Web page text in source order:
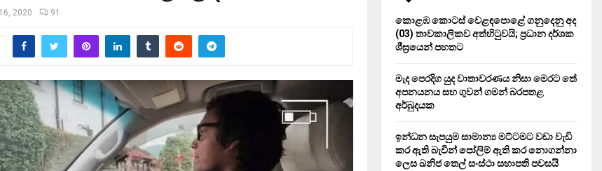
2020 91
r
:
R
H
කොළඹ කොටස් වෙළඳපොළේ ගනුදෙනු අද
(03) තාවකාලිකව අත්හිටුවයි; ප්‍රධාන දර්ශක
ශීඝ්‍රයෙන් පහතට
මැද පෙරදිග යුද වාතාවරණය නිසා මෙරට තේ
අපනයනය සහ ගුවන් ගමන් බරපතළ
අර්බුදයක
ඉන්ධන සැපයුම සාමාන්‍ය මට්ටමට වඩා වැඩි
කර ඇති බැවින් පෝලිම් ඇති කර නොගන්නා
ලෙස ඛනිජ තෙල් සංස්ථා සභාපති පවසයි